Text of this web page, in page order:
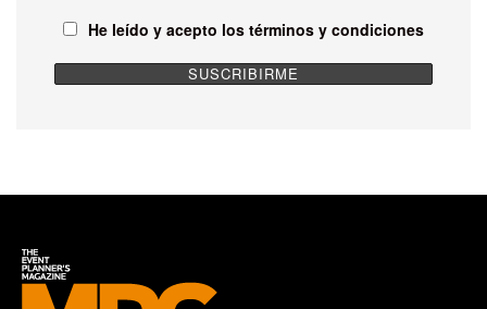
He leído y acepto los términos y condiciones